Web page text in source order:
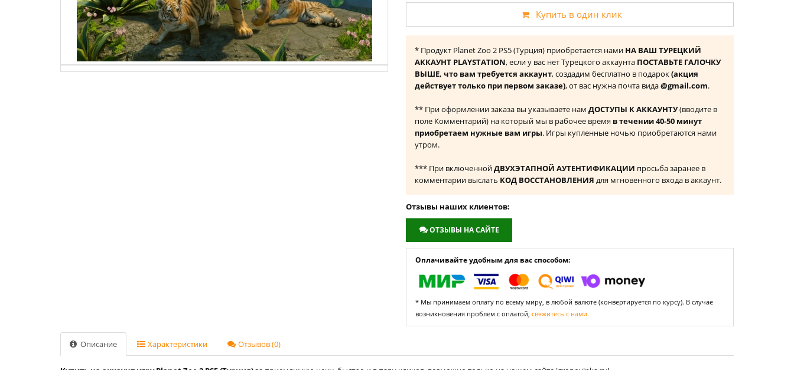
Купить в один клик
* Продукт Planet Zoo 2 PS5 (Турция) приобретается нами НА ВАШ ТУРЕЦКИЙ
АККАУНТ PLAYSTATION, если у вас нет Турецкого аккаунта ПОСТАВЬТЕ ГАЛОЧКУ
ВЫШЕ, что вам требуется аккаунт, создадим бесплатно в подарок(акция
действует только при первом заказе), от вас нужна почта вида@gmail.com.
** При оформлении заказа вы указываете нам ДОСТУПЫ К АККАУНТУ(вводите в
поле Комментарий) на который мы в рабочее время в течении 40-50 минут
приобретаем нужные вам игры. Игры купленные ночью приобретаются нами
утром.
*** При включеннойДВУХЭТАПНОЙ АУТЕНТИФИКАЦИИ просьба заранее в
комментарии выслать КОД ВОССТАНОВЛЕНИЯ для мгновенного входа в аккаунт.
Отзывы наших клиентов:
ОТЗЫВЫ НА САЙТЕ
Оплачивайте удобным для вас способом:
* Мы принимаем оплату по всему миру, в любой валюте (конвертируется по курсу). В случае
возникновения проблем с оплатой, свяжитесь с нами.
Описание Характеристики Отзывов (0)